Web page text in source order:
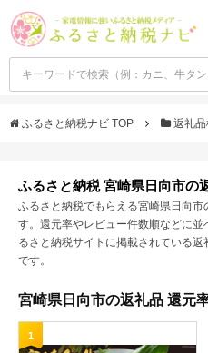
ふるさと納税ナビ TOP 返礼品
ふるさと納税 宮崎県日向市の
ふるさと納税でもらえる宮崎県日向
す。還元率やレビュー件数順などに
るさと納税サイトに掲載されている
です。
宮崎県日向市の返礼品 還元
1